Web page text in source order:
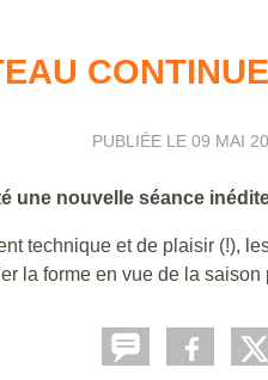
PUBLIÉE LE 09 MAI
nouvelle séance
technique et de plaisir (!),
la forme en vue de la saison